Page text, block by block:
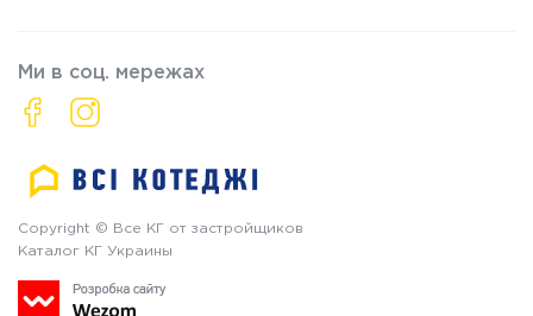
Ми в соц. мережах
Copyright © Все КГ от застройщиков
Каталог КГ Украины